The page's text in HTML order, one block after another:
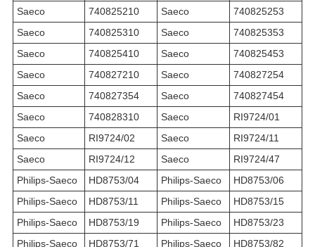
Saeco
740825210 Saeco
740825253
Saeco
740825310 Saeco
740825353
Saeco
740825410 Saeco
740825453
Saeco
740827210 Saeco
740827254
Saeco
740827354 Saeco
740827454
Saeco
740828310 Saeco
RI9724/01
Saeco
RI9724/02 Saeco
RI9724/11
Saeco
RI9724/12 Saeco
RI9724/47
Philips-Saeco
HD8753/04 Philips-Saeco
HD8753/06
Philips-Saeco
HD8753/11 Philips-Saeco
HD8753/15
Philips-Saeco
HD8753/19 Philips-Saeco
HD8753/23
Philips-Saeco
HD8753/71 Philips-Saeco
HD8753/82